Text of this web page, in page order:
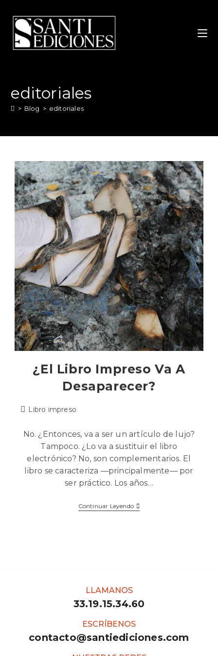
editoriales
> Blog > editoriales
¿El Libro Impreso Va A
Desaparecer?
Libro impreso
No. ¿Entonces, va a ser un artículo de lujo?
Tampoco. ¿Lo va a sustituir el libro
electrónico? No, son complementarios. El
libro se caracteriza —principalmente— por
ser práctico. Los años…
Continuar Leyendo
LLAMANOS
33.19.15.34.60
ESCRÍBENOS
contacto@santiediciones.com